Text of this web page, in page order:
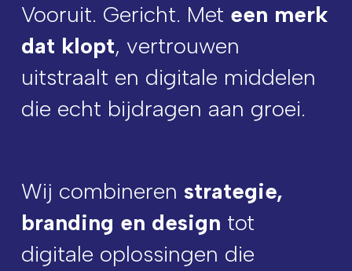
Vooruit. Gericht. Met een merk
dat klopt, vertrouwen
uitstraalt en digitale middelen
die echt bijdragen aan groei.
Wij combineren strategie,
branding en design tot
digitale oplossingen die